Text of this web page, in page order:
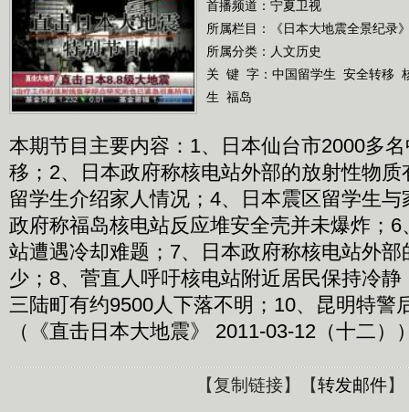
首播频道： 宁夏卫视
所属栏目：
《日本大地震全景纪录
所属分类：人文历史
关 键 字： 中国留学生 安全转移
生 福岛
本期节目主要内容：1、日本仙台市2000多
移；2、日本政府称核电站外部的放射性物
留学生介绍家人情况；4、日本震区留学生
政府称福岛核电站反应堆安全壳并未爆炸；
站遭遇冷却难题；7、日本政府称核电站外
少；8、菅直人呼吁核电站附近居民保持冷
三陆町有约9500人下落不明；10、昆明特警
（《直击日本大地震》 2011-03-12（十二）
【复制链接】【转发邮件】